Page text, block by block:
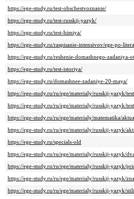
https://ege-study.ru/test-obschestvoznanie/
https://ege-study.ru/test-russkij-yazyk/
https://ege-study.ru/test-himiya/
https://ege-study.ru/raspisanie-intensivov/ege-po-
https://ege-study.ru/reshenie-domashnego-zadaniya-
https://ege-study.ru/test-istoriya/
https://ege-study.ru/domashnee-zadaniye-20-maya/
https://ege-study.ru/ru/ege/materialy/russkij-yazyk/
https://ege-study.ru/ru/ege/materialy/russkij-yazyk/
https://ege-study.ru/ru/ege/materialy/matematika/
https://ege-study.ru/ru/ege/materialy/russkij-yazyk/
https://ege-study.ru/specials-old
https://ege-study.ru/ru/ege/materialy/russkij-yazyk/
https://ege-study.ru/ru/ege/materialy/russkij-yazyk/
https://ege-study.ru/ru/ege/materialy/russkij-yazyk/
https://ege-study.ru/ru/ege/materialy/russkij-yazyk/